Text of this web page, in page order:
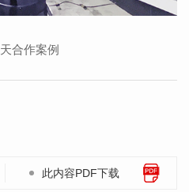
合作案例
此内容PDF下载